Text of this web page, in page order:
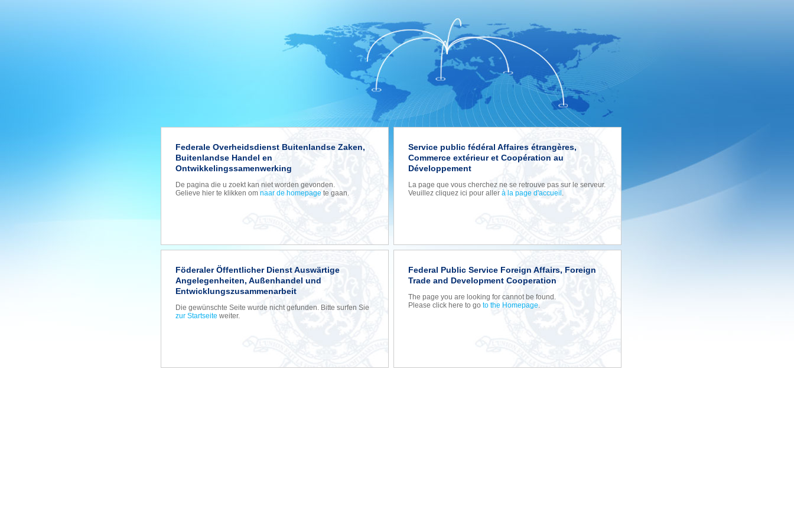
Federale Overheidsdienst Buitenlandse Zaken,
Buitenlandse Handel en
Ontwikkelingssamenwerking
De pagina die u zoekt kan niet worden gevonden.
Gelieve hier te klikken om naar de homepage te gaan.
Service public fédéral Affaires étrangères,
Commerce extérieur et Coopération au
Développement
La page que vous cherchez ne se retrouve pas sur le serveur.
Veuillez cliquez ici pour aller à la page d'accueil .
Föderaler Öffentlicher Dienst Auswärtige
Angelegenheiten, Außenhandel und
Entwicklungszusammenarbeit
Die gewünschte Seite wurde nicht gefunden. Bitte surfen Sie
zur Startseite weiter.
Federal Public Service Foreign Affairs, Foreign
Trade and Development Cooperation
The page you are looking for cannot be found.
Please click here to go to the Homepage.